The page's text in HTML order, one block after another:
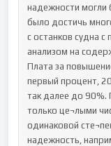
надежности
было достичь
с останков судна
анализом на
Плата за
первый процент,
так далее до
только це¬лыми
одинаковой
надежность,